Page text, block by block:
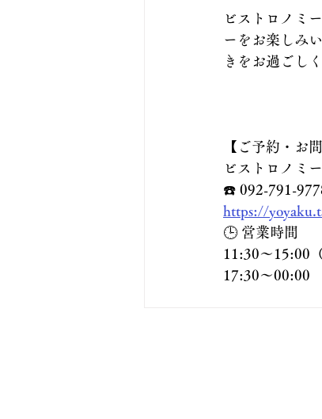
ビストロノミ
ーをお楽しみ
きをお過ごし
【ご予約・お
ビストロノミ
☎️ 092-791-
https://
🕒 営業時間
11:30〜15:00
17:30～00:00